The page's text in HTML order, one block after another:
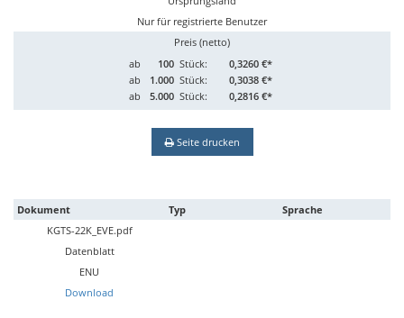
Nur für registrierte Benutzer
Preis (netto)
ab
100 Stück:
0,3260 €*
ab
1.000 Stück:
0,3038 €*
ab
5.000 Stück: 0,2816 €*
Seite drucken
Dokument Typ
Sprache
KGTS-22K_EVE.pdf
Datenblatt
ENU
Download